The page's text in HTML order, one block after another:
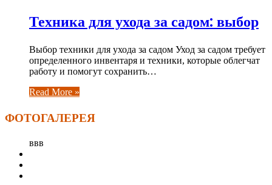
Техника для ухода за садом: выбор
Выбор техники для ухода за садом Уход за садом требует
определенного инвентаря и техники, которые облегчат
работу и помогут сохранить…
Read More »
ФОТОГАЛЕРЕЯ
ввв